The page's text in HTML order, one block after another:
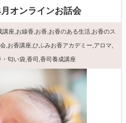
月オンラインお話会
講座 お線香 お香 お香のある生活 お香のス
お香講座 ひふみお香アカデミー アロマ
・匂い袋 香司 香司養成講座